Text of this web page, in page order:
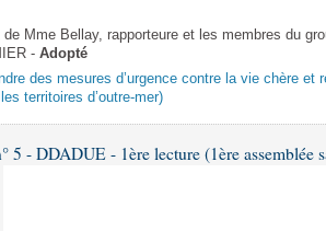
de Mme Bellay, rapporteure et les membres du
- Adopté
des mesures d’urgence contre la vie chère et
territoires d’outre-mer)
5 - DDADUE - 1ère lecture (1ère assemblée